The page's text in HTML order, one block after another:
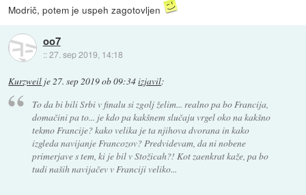
Modrič, potem je uspeh zagotovljen
oo7
::27. sep 2019, 14:18
Kurzweil je27. sep 2019 ob 09:34izjavil:
To da bi bili Srbi v finalu si zgolj želim... realno pa bo Francija,
domačini pa to... je kdo pa kakšnem slučaju vrgel oko na kakšno
tekmo Francije? kako velika je ta njihova dvorana in kako
izgleda navijanje Francozov? Predvidevam, da ni nobene
primerjave s tem, ki je bil v Stožicah?! Kot zaenkrat kaže, pa bo
tudi naših navijačev v Franciji veliko...